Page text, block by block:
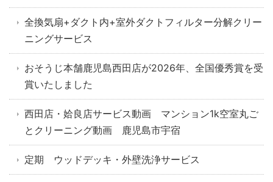
全換気扇+ダクト内+室外ダクトフィルター分解クリー
ニングサービス
おそうじ本舗鹿児島西田店が2026年、全国優秀賞を受
賞いたしました
西田店・姶良店サービス動画 マンション1k空室丸ご
とクリーニング動画 鹿児島市宇宿
定期 ウッドデッキ・外壁洗浄サービス